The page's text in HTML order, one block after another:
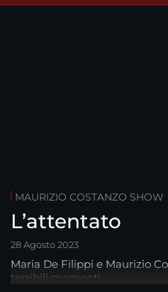
MAURIZIO COSTANZO SHOW
L’attentato
28 Agosto 2023
Maria De Filippi e Maurizio
terribili momenti